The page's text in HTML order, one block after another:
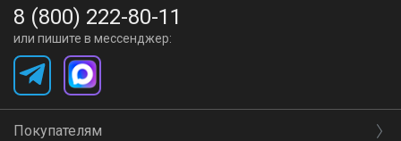
8 (800) 222-80-11
или пишите в мессенджер:
Покупателям